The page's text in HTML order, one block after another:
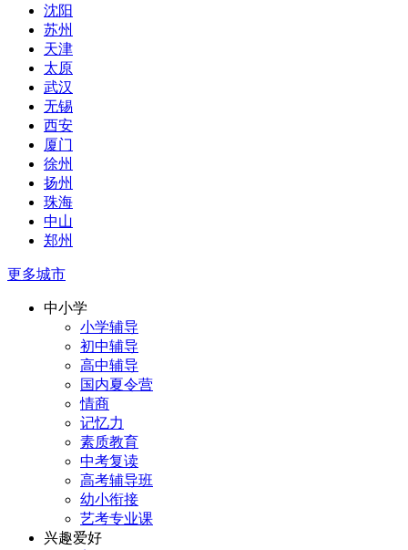
沈阳
苏州
天津
太原
武汉
无锡
西安
厦门
徐州
扬州
珠海
中山
郑州
更多城市
中小学
小学辅导
初中辅导
高中辅导
国内夏令营
情商
记忆力
素质教育
中考复读
高考辅导班
幼小衔接
艺考专业课
兴趣爱好